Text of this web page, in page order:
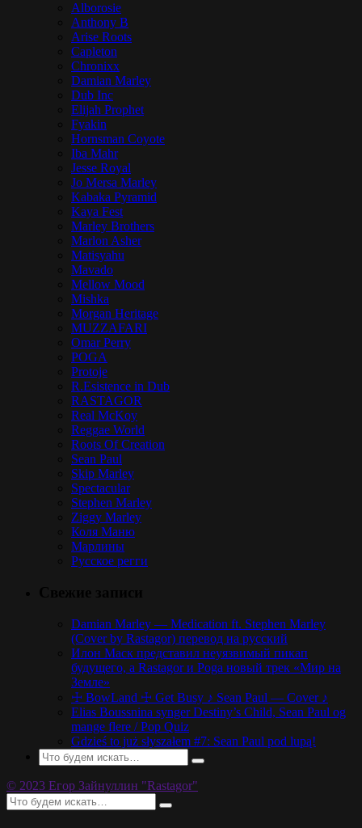
Alborosie
Anthony B
Arise Roots
Capleton
Chronixx
Damian Marley
Dub Inc
Elijah Prophet
Fyakin
Hornsman Coyote
Iba Mahr
Jesse Royal
Jo Mersa Marley
Kabaka Pyramid
Kaya Fest
Marley Brothers
Marlon Asher
Matisyahu
Mavado
Mellow Mood
Mishka
Morgan Heritage
MUZZAFARI
Omar Perry
POGA
Protoje
R.Esistence in Dub
RASTAGOR
Real McKoy
Reggae World
Roots Of Creation
Sean Paul
Skip Marley
Spectacular
Stephen Marley
Ziggy Marley
Коля Маню
Марлины
Русское регги
Damian Marley — Medication ft. Stephen Marley
(Cover by Rastagor) перевод на русский
Илон Маск представил неуязвимый пикап
будущего, а Rastagor и Poga новый трек «Мир на
Земле»
☩ BowLand ☩ Get Busy ♪ Sean Paul — Cover ♪
Elias Boussnina synger Destiny’s Child, Sean Paul og
mange flere / Pop Quiz
Gdzieś to już słyszałem #7: Sean Paul pod lupą!
© 2023 Егор Зайнуллин "Rastagor"